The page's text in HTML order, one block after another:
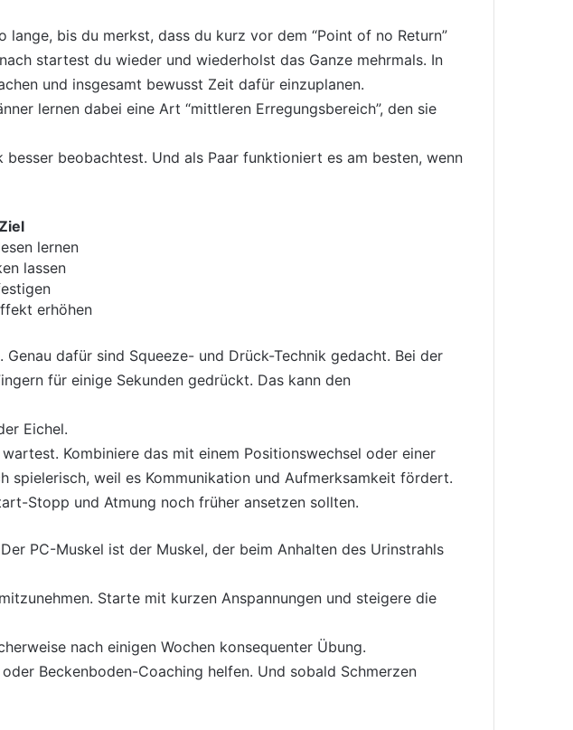
bis du merkst, dass du kurz vor dem “Point of no Return”
startest du wieder und wiederholst das Ganze mehrmals. In
und insgesamt bewusst Zeit dafür einzuplanen.
lernen dabei eine Art “mittleren Erregungsbereich”, den sie
beobachtest. Und als Paar funktioniert es am besten, wenn
lernen
lassen
erhöhen
dafür sind Squeeze- und Drück-Technik gedacht. Bei der
für einige Sekunden gedrückt. Das kann den
Eichel.
Kombiniere das mit einem Positionswechsel oder einer
spielerisch, weil es Kommunikation und Aufmerksamkeit fördert.
Stopp und Atmung noch früher ansetzen sollten.
PC-Muskel ist der Muskel, der beim Anhalten des Urinstrahls
Starte mit kurzen Anspannungen und steigere die
nach einigen Wochen konsequenter Übung.
Beckenboden-Coaching helfen. Und sobald Schmerzen